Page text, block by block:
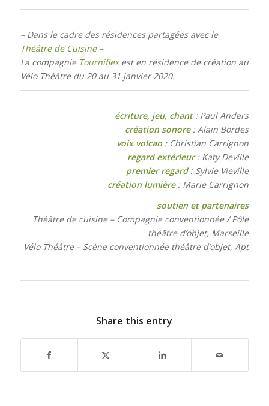
– Dans le cadre des résidences partagées avec le
Théâtre de Cuisine–
La compagnie Tourniflexest en résidence de création au
Vélo Théâtre du 20 au 31 janvier 2020.
écriture, jeu, chant: Paul Anders
création sonore: Alain Bordes
voix volcan : Christian Carrignon
regard extérieur: Katy Deville
premier regard: Sylvie Vieville
création lumière : Marie Carrignon
soutien et partenaires
Théâtre de cuisine – Compagnie conventionnée / Pôle
théâtre d’objet, Marseille
Vélo Théâtre – Scène conventionnée théâtre d’objet, Apt
Share this entry